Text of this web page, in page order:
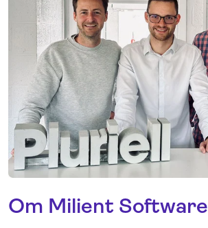
Om Milient Software